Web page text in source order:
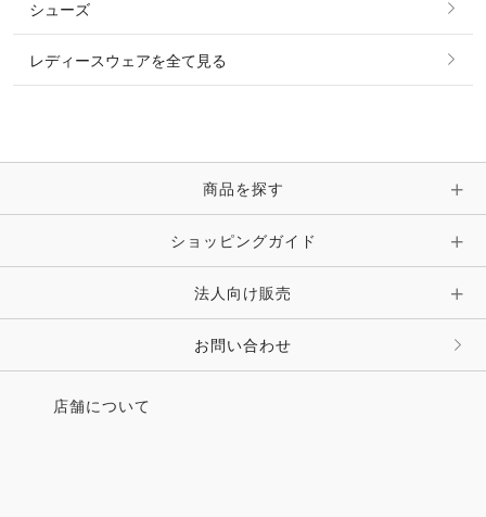
マフラー・スカーフ・ストール・スヌード
時計・財布・キーケース・革小物
キーホルダー・チャーム・ストラップ
その他 ファッション雑貨
ピアス・イヤリング
ピン・ブローチ・コサージュ
その他 アクセサリー
シューズ
レディースウェアを全て見る
商品を探す
ショッピングガイド
法人向け販売
お問い合わせ
店舗について